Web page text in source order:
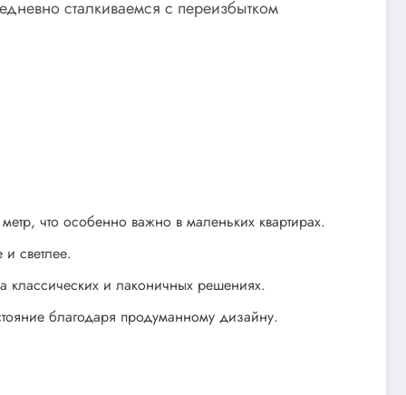
сталкиваемся с переизбытком
что особенно важно в маленьких квартирах.
светлее.
классических и лаконичных решениях.
благодаря продуманному дизайну.